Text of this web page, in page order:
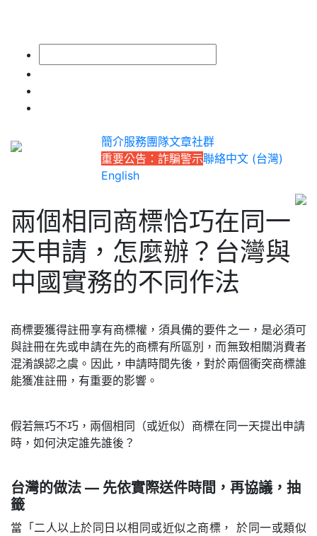
簡介服務團隊文章社群
重要公告：詐騙警示聯絡中文 (台灣)
English
兩個相同商標恰巧在同一
天申請，怎麼辦？台灣與
中國實務的不同作法
商標要獲得註冊享有商標權，須具備的要件之一，是必須可
與註冊在先或申請在先的商標有所區別，而無致相關消費者
混淆誤認之虞。因此，申請時間先後，對於兩個衝突商標誰
能獲准註冊，有重要的影響。
假若無巧不巧，兩個相同（或近似）商標在同一天提出申請
時，如何決定誰先誰後？
台灣的做法 — 先依實際送件時間，再協議，抽
籤
當「二人以上於同日以相同或近似之商標， 於同一或類似